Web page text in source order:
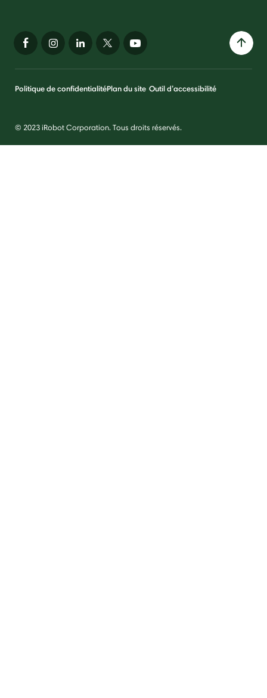
Politique de confidentialitéPlan du site Outil d’accessibilité
© 2023 iRobot Corporation. Tous droits réservés.